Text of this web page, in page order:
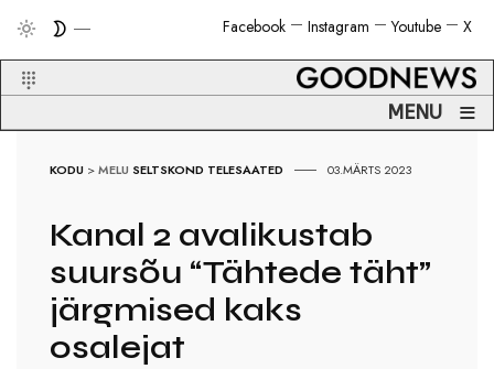
X
Youtube
Instagram
Facebook
MENU ≡
KODU >MELU SELTSKOND TELESAATED 03.MÄRTS 2023
Kanal 2 avalikustab
suursõu “Tähtede täht”
järgmised kaks
osalejat